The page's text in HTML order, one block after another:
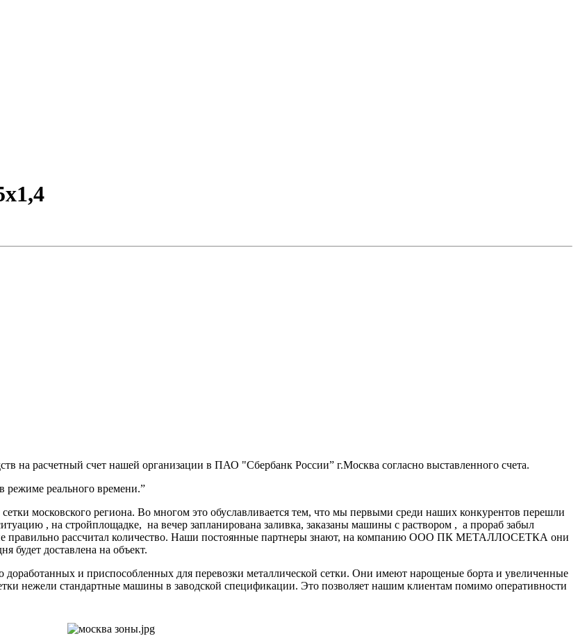
на расчетный счет нашей организации в ПАО "Сбербанк России” г.Москва согласно выставленного счета.
режиме реального времени.”
московского региона. Во многом это обуславливается тем, что мы первыми среди наших конкурентов перешли
, на стройплощадке, на вечер запланирована заливка, заказаны машины с раствором , а прораб забыл
не правильно рассчитал количество. Наши постоянные партнеры знают, на компанию ООО ПК МЕТАЛЛОСЕТКА они
будет доставлена на объект.
и приспособленных для перевозки металлической сетки. Они имеют нарощеные борта и увеличенные
нежели стандартные машины в заводской спецификации. Это позволяет нашим клиентам помимо оперативности